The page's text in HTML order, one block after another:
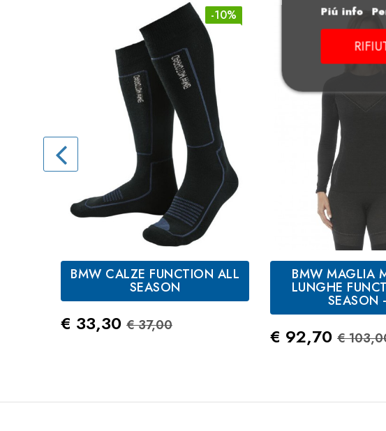
-10%
Antracite
BMW CALZE FUNCTION ALL
SEASON
Prezzo
€ 33,30 Prezzo Standard
€ 37,00
BMW MAGLIA
LUNGHE
SEASON
Prezzo
€ 92,70 €
Piú info